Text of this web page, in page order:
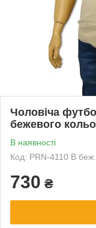
Чоловіча
бежевого
В наявності
Код: PRN-4110 B беж.
730 ₴